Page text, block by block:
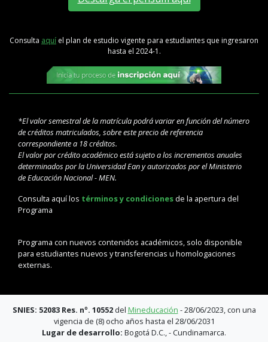
Consulta aquí el plan de estudio vigente para estudiantes que ingresaron
hasta el 2024-1.
*El valor semestral de la matrícula podrá variar en función del número
de créditos matriculados, sobre este precio de referencia
correspondiente a 18 créditos.
El valor por crédito académico está sujeto a los incrementos anuales
determinados por la Universidad Ean y autorizados por el Ministerio
de Educación Nacional - MEN.
Consulta aquí los términos y condicionesde la apertura del
Programa
Programa con nuevos contenidos académicos, solo disponible
para estudiantes nuevos y transferencias u homologaciones
externas.
SNIES: 52083 Res. nº. 10552del Mineducación - 28/06/2023, con una
vigencia de (8) ocho años hasta el 28/06/2031
Lugar de desarrollo: Bogotá D.C., - Cundinamarca.